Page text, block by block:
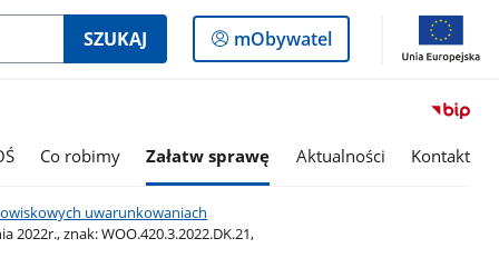
SZUKAJ
Logowanie
do
mObywatel
Co robimy Załatw sprawę Aktualności Kontakt
uwarunkowaniach
znak: WOO.420.3.2022.DK.21,